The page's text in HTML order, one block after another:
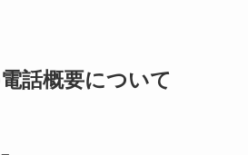
話概要について